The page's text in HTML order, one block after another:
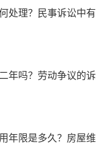
处理？民事诉讼中有
年吗？劳动争议的诉
年限是多久？房屋维